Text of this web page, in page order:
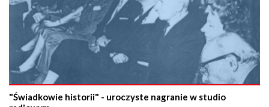
"Świadkowie historii" - uroczyste nagranie w studio